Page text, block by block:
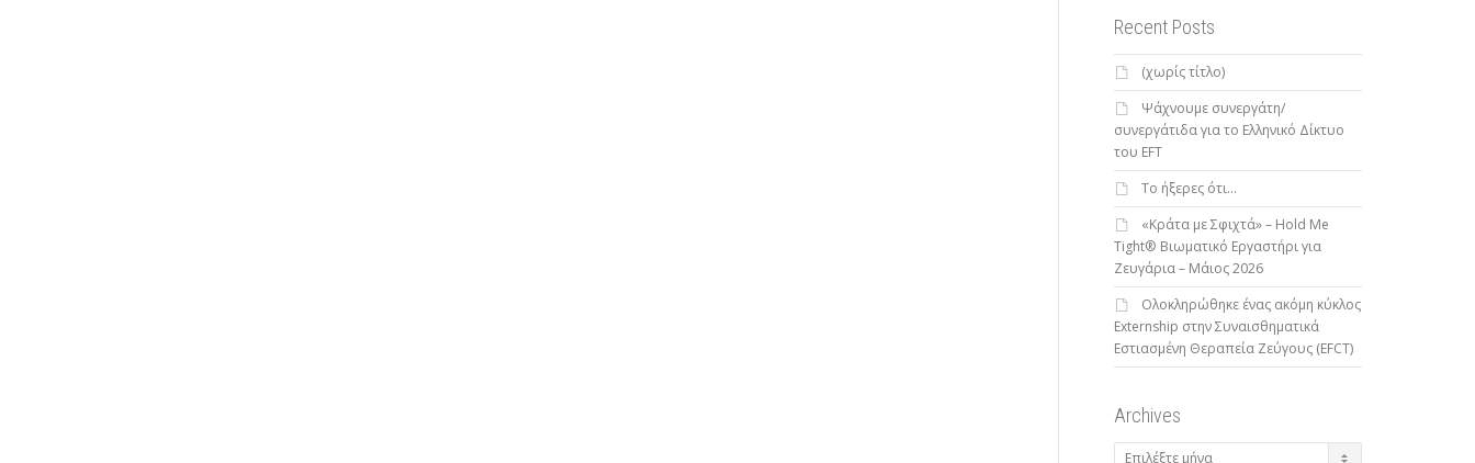
Recent Posts
(χωρίς τίτλο)
Ψάχνουμε συνεργάτη/
συνεργάτιδα για το Ελληνικό Δίκτυο
του EFT
To ήξερες ότι…
«Κράτα με Σφιχτά» – Hold Me
Tight® Βιωματικό Εργαστήρι για
Ζευγάρια – Μάιος 2026
Ολοκληρώθηκε ένας ακόμη κύκλος
Externship στην Συναισθηματικά
Εστιασμένη Θεραπεία Ζεύγους (EFCT)
Archives
Archives